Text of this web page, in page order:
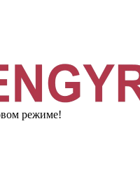
режиме!